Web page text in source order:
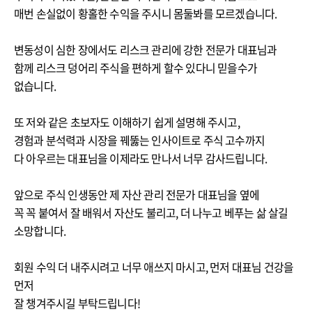
매번 손실없이 황홀한 수익을 주시니 몸둘봐를 모르겠습니다.
변동성이 심한 장에서도 리스크 관리에 강한 전문가 대표님과
함께 리스크 덩어리 주식을 편하게 할수 있다니 믿을수가
없습니다.
또 저와 같은 초보자도 이해하기 쉽게 설명해 주시고,
경험과 분석력과 시장을 꿰뚫는 인사이트로 주식 고수까지
다 아우르는 대표님을 이제라도 만나서 너무 감사드립니다.
앞으로 주식 인생동안 제 자산 관리 전문가 대표님을 옆에
꼭 꼭 붙여서 잘 배워서 자산도 불리고, 더 나누고 베푸는 삶 살길
소망합니다.
회원 수익 더 내주시려고 너무 애쓰지 마시고, 먼저 대표님 건강을
먼저
잘 챙겨주시길 부탁드립니다!